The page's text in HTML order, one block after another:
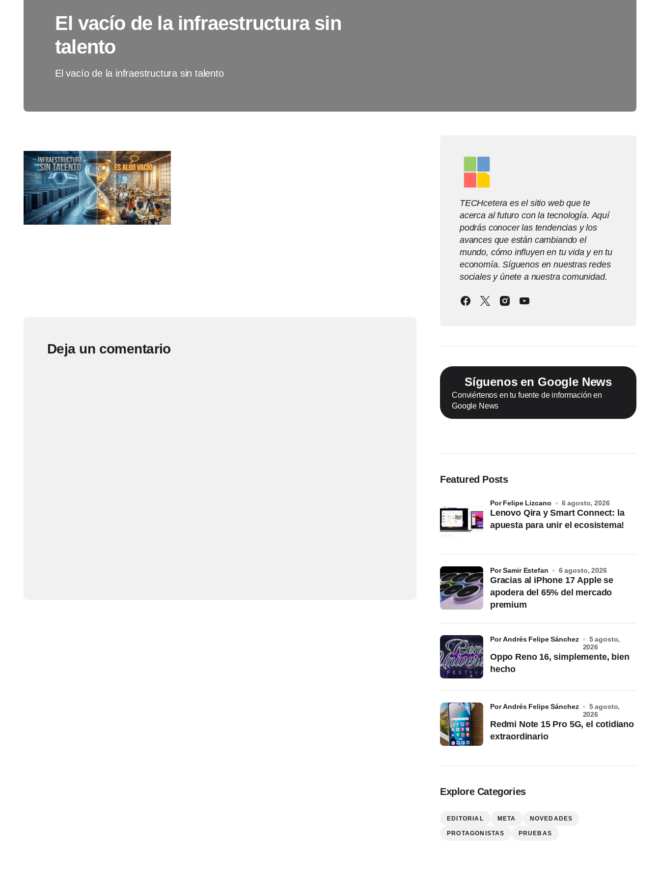
El vacío de la infraestructura sin
talento
El vacío de la infraestructura sin talento
Deja un comentario
TECHcetera es el sitio web que te
acerca al futuro con la tecnología. Aquí
podrás conocer las tendencias y los
avances que están cambiando el
mundo, cómo influyen en tu vida y en tu
economía. Síguenos en nuestras redes
sociales y únete a nuestra comunidad.
Síguenos en Google News
Conviértenos en tu fuente de información en
Google News
Featured Posts
Lenovo Qira y Smart Connect: la
apuesta para unir el ecosistema!
por Felipe Lizcano 6 agosto, 2026
Gracias al iPhone 17 Apple se
apodera del 65% del mercado
premium
por Samir Estefan 6 agosto, 2026
Oppo Reno 16, simplemente, bien
hecho
por Andrés Felipe Sánchez
5 agosto,
2026
Redmi Note 15 Pro 5G, el cotidiano
extraordinario
por Andrés Felipe Sánchez
5 agosto,
2026
Explore Categories
EDITORIAL META NOVEDADES
PROTAGONISTAS PRUEBAS